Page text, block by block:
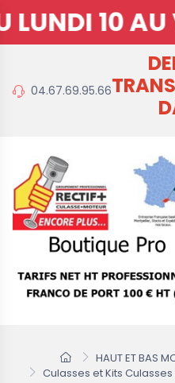
LUNDI 10
04.67.69.95.66
HAUT ET BAS
Culasses et Kits Culasses